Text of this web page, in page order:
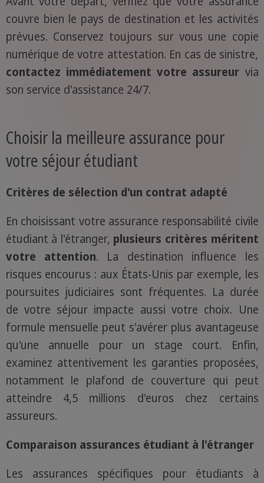
couvre bien le pays de destination et les activités
prévues. Conservez toujours sur vous une copie
numérique de votre attestation. En cas de sinistre,
contactez immédiatement votre assureur via
son service d'assistance 24/7.
Choisir la meilleure assurance pour
votre séjour étudiant
Critères de sélection d'un contrat adapté
En choisissant votre assurance responsabilité civile
étudiant à l'étranger, plusieurs critères méritent
votre attention. La destination influence les
risques encourus : aux États-Unis par exemple, les
poursuites judiciaires sont fréquentes. La durée
de votre séjour impacte aussi votre choix. Une
formule mensuelle peut s'avérer plus avantageuse
qu'une annuelle pour un stage court. Enfin,
examinez attentivement les garanties proposées,
notamment le plafond de couverture qui peut
atteindre 4,5 millions d'euros chez certains
assureurs.
Comparaison assurances étudiant à l'étranger
Les assurances spécifiques pour étudiants à